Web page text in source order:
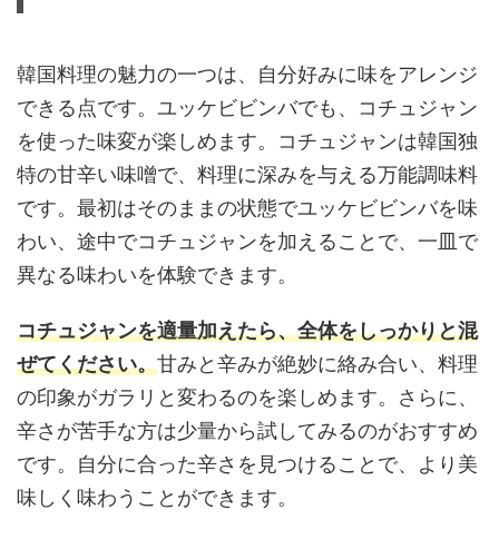
韓国料理の魅力の一つは、自分好みに味をアレンジ
できる点です。ユッケビビンバでも、コチュジャン
を使った味変が楽しめます。コチュジャンは韓国独
特の甘辛い味噌で、料理に深みを与える万能調味料
です。最初はそのままの状態でユッケビビンバを味
わい、途中でコチュジャンを加えることで、一皿で
異なる味わいを体験できます。
コチュジャンを適量加えたら、全体をしっかりと混
ぜてください。甘みと辛みが絶妙に絡み合い、料理
の印象がガラリと変わるのを楽しめます。さらに、
辛さが苦手な方は少量から試してみるのがおすすめ
です。自分に合った辛さを見つけることで、より美
味しく味わうことができます。